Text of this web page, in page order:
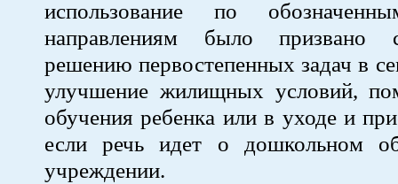
использование по
направлениям было призвано
решению первостепенных задач в
улучшение жилищных условий,
обучения ребенка или в уходе и
если речь идет о дошкольном
учреждении.